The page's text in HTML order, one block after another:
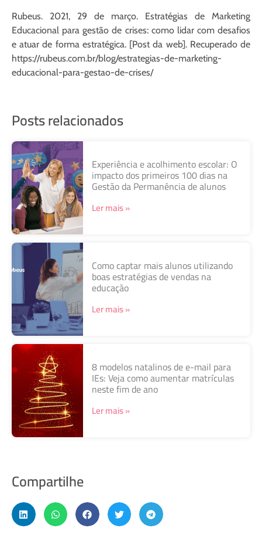
Rubeus. 2021, 29 de março. Estratégias de Marketing
Educacional para gestão de crises: como lidar com desafios
e atuar de forma estratégica. [Post da web]. Recuperado de
https://rubeus.com.br/blog/estrategias-de-marketing-
educacional-para-gestao-de-crises/
Posts relacionados
Experiência e acolhimento escolar: O
impacto dos primeiros 100 dias na
Gestão da Permanência de alunos
Ler mais »
Como captar mais alunos utilizando
boas estratégias de vendas na
educação
Ler mais »
8 modelos natalinos de e-mail para
IEs: Veja como aumentar matrículas
neste fim de ano
Ler mais »
Compartilhe